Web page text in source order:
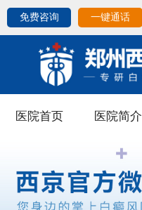
免费咨询 一键通话
医院首页 医院简介